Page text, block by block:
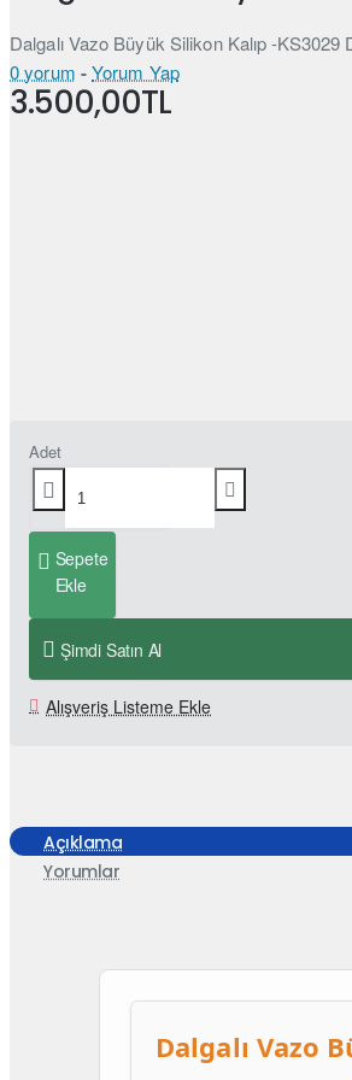
Dalgalı Vazo Büyük Silikon Kalıp -
0 yorum -Yorum Yap
3.500,00TL
Adet
Sepete
Ekle
Şimdi Satın Al
Alışveriş Listeme Ekle
Açıklama
Yorumlar
Dalgalı Vazo